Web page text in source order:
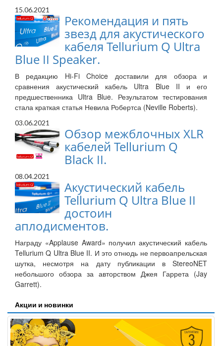
15.06.2021
Рекомендация и пять
звезд для акустического
кабеля Tellurium Q Ultra
Blue II Speaker.
В редакцию Hi-Fi Choice доставили для обзора и
сравнения акустический кабель Ultra Blue II и его
предшественника Ultra Blue. Результатом тестирования
стала краткая статья Невила Робертса (Neville Roberts).
03.06.2021
Обзор межблочных XLR
кабелей Tellurium Q
Black II.
08.04.2021
Акустический кабель
Tellurium Q Ultra Blue II
достоин
аплодисментов.
Награду «Applause Award» получил акустический кабель
Tellurium Q Ultra Blue II. И это отнюдь не первоапрельская
шутка, несмотря на дату публикации в StereoNET
небольшого обзора за авторством Джея Гаррета (Jay
Garrett).
Акции и новинки